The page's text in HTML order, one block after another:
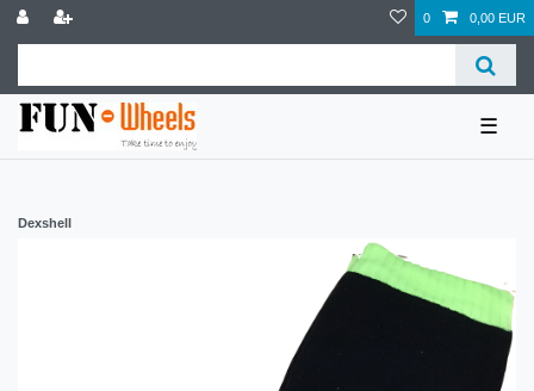
0 0,00 EUR
☰
Dexshell